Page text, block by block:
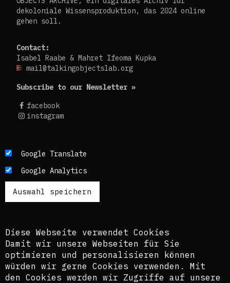
dekoloniale Wissensproduktion, das 2024 online
gehen soll.
Contact:
Isabel Raabe & Mahret Ifeoma Kupka
mail@talkingobjectslab.org
Subscribe to our Newsletter »
facebook
instagram
Die Texte dieses Blogs werden in der Regel auf
Englisch und Deutsch, perspektivisch auch auf
Französisch publiziert. Um einen möglichst
breiten Zugang zu ermöglichen, nutzen wir
zusätzlich ein automatisches Übersetzungstool.
Es ist dem kuratorischen Team bewusst, dass
werden.
The texts of this blog are usually published in
English and German, perspectively also in
French. In order to provide the widest possible
Google Translate
Google Analytics
Diese Webseite verwendet Cookies
Damit wir unsere Webseiten für Sie
optimieren und personalisieren können
würden wir gerne Cookies verwenden. Mit
den Cookies werden wir Zugriffe auf unsere